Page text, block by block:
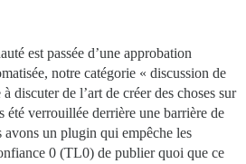
est passée d’une approbation
notre catégorie « discussion de
discuter de l’art de créer des choses sur
été verrouillée derrière une barrière de
un plugin qui empêche les
0 (TL0) de publier quoi que ce